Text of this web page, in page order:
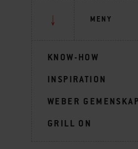
MENY
KNOW-HOW
INSPIRATION
WEBER
GRILL ON